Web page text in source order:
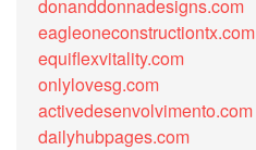
donanddonnadesigns.com
eagleoneconstructiontx.com
equiflexvitality.com
onlylovesg.com
activedesenvolvimento.com
dailyhubpages.com